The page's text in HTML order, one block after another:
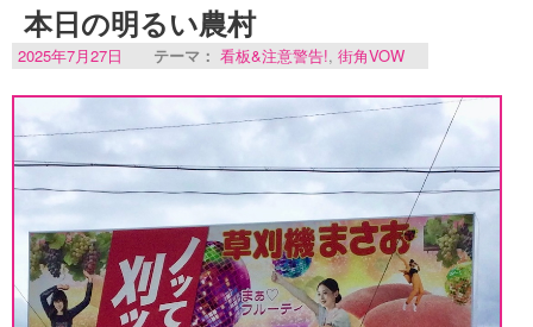
本日の明るい農村
2025年7月27日 テーマ： 看板&注意警告!, 街角VOW